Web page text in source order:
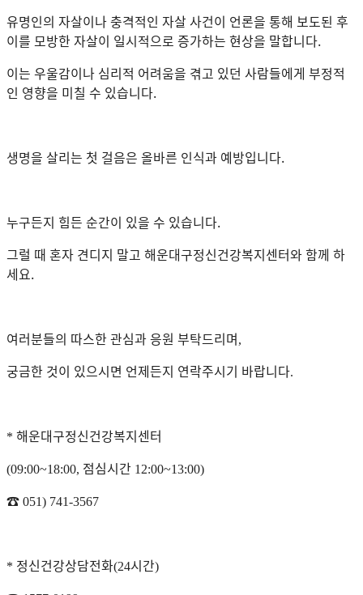
유명인의 자살이나 충격적인 자살 사건이 언론을 통해 보도된 후
이를 모방한 자살이 일시적으로 증가하는 현상을 말합니다.
이는 우울감이나 심리적 어려움을 겪고 있던 사람들에게 부정적
인 영향을 미칠 수 있습니다.
생명을 살리는 첫 걸음은 올바른 인식과 예방입니다.
누구든지 힘든 순간이 있을 수 있습니다.
그럴 때 혼자 견디지 말고 해운대구정신건강복지센터와 함께 하
세요.
여러분들의 따스한 관심과 응원 부탁드리며,
궁금한 것이 있으시면 언제든지 연락주시기 바랍니다.
* 해운대구정신건강복지센터
(09:00~18:00, 점심시간 12:00~13:00)
☎ 051) 741-3567
* 정신건강상담전화(24시간)